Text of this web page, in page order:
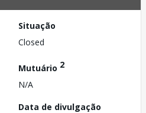
Situação
Closed
Mutuário 2
N/A
Data de divulgação